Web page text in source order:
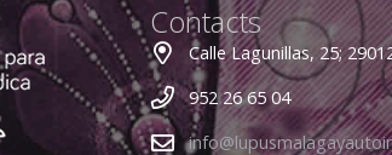
Contacts
Calle Lagunillas, 25;
952 26 65 04